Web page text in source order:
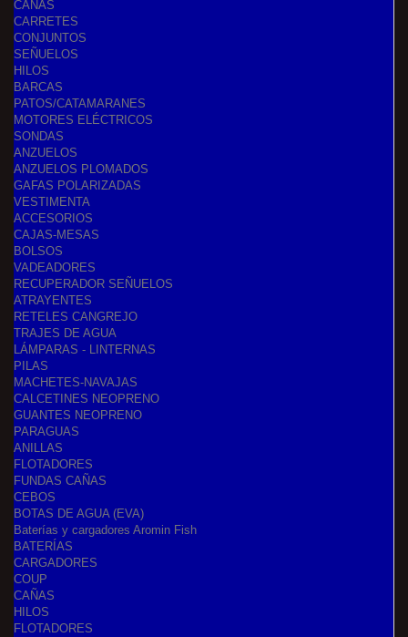
CAÑAS
CARRETES
CONJUNTOS
SEÑUELOS
HILOS
BARCAS
PATOS/CATAMARANES
MOTORES ELÉCTRICOS
SONDAS
ANZUELOS
ANZUELOS PLOMADOS
GAFAS POLARIZADAS
VESTIMENTA
ACCESORIOS
CAJAS-MESAS
BOLSOS
VADEADORES
RECUPERADOR SEÑUELOS
ATRAYENTES
RETELES CANGREJO
TRAJES DE AGUA
LÁMPARAS - LINTERNAS
PILAS
MACHETES-NAVAJAS
CALCETINES NEOPRENO
GUANTES NEOPRENO
PARAGUAS
ANILLAS
FLOTADORES
FUNDAS CAÑAS
CEBOS
BOTAS DE AGUA (EVA)
Baterías y cargadores Aromin Fish
BATERÍAS
CARGADORES
COUP
CAÑAS
HILOS
FLOTADORES